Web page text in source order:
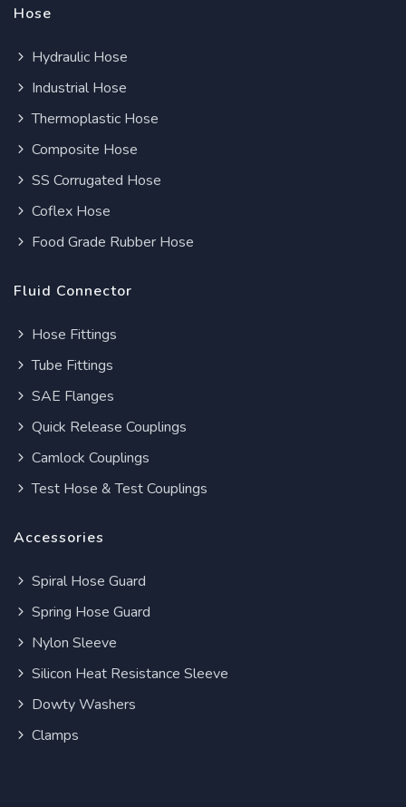
Hose
Hydraulic Hose
Industrial Hose
Thermoplastic Hose
Composite Hose
SS Corrugated Hose
Coflex Hose
Food Grade Rubber Hose
Fluid Connector
Hose Fittings
Tube Fittings
SAE Flanges
Quick Release Couplings
Camlock Couplings
Test Hose & Test Couplings
Accessories
Spiral Hose Guard
Spring Hose Guard
Nylon Sleeve
Silicon Heat Resistance Sleeve
Dowty Washers
Clamps